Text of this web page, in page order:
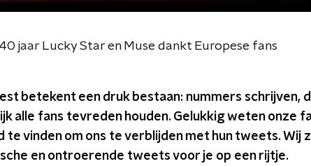
jaar Lucky Star en Muse dankt Europese fans
betekent een druk bestaan: nummers schrijven,
alle fans tevreden houden. Gelukkig weten onze
te vinden om ons te verblijden met hun tweets. Wij
en ontroerende tweets voor je op een rijtje.